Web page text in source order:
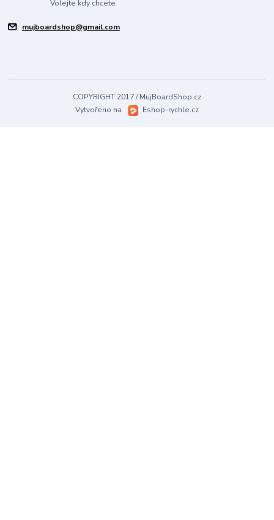
Volejte kdy chcete
mujboardshop@gmail.com
COPYRIGHT 2017 / MujBoardShop.cz
Vytvořeno na
Eshop-rychle.cz